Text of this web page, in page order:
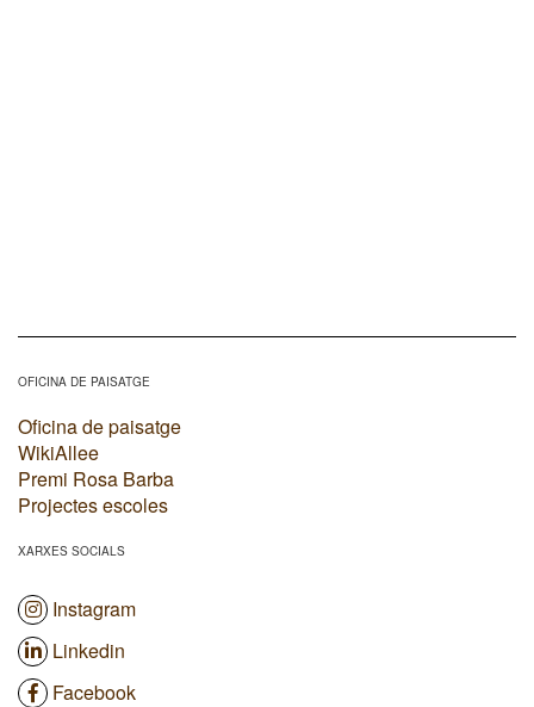
OFICINA DE PAISATGE
Oficina de paisatge
WikiAllee
Premi Rosa Barba
Projectes escoles
XARXES SOCIALS
Instagram
Linkedin
Facebook